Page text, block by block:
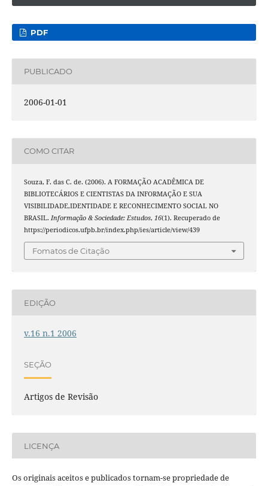
PDF
PUBLICADO
2006-01-01
COMO CITAR
Souza, F. das C. de. (2006). A FORMAÇÃO ACADÊMICA DE
BIBLIOTECÁRIOS E CIENTISTAS DA INFORMAÇÃO E SUA
VISIBILIDADE,IDENTIDADE E RECONHECIMENTO SOCIAL NO
BRASIL. Informação & Sociedade: Estudos, 16(1). Recuperado de
https://periodicos.ufpb.br/index.php/ies/article/view/439
Fomatos de Citação
EDIÇÃO
v.16 n.1 2006
SEÇÃO
Artigos de Revisão
LICENÇA
Os originais aceitos e publicados tornam-se propriedade de